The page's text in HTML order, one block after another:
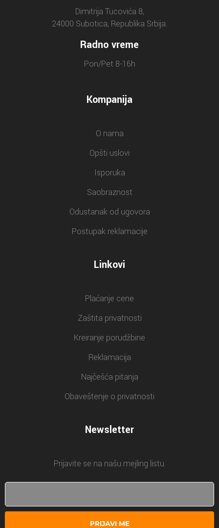
Dimitrija Tucovića 8,
24000 Subotica, Republika Srbija.
Radno vreme
Pon/Pet 8-16h
Kompanija
O nama
Opšti uslovi
Isporuka
Saobraznost
Odustanak od ugovora
Postupak reklamacije
Linkovi
Plaćanje cene
Zaštita privatnosti
Kreiranje porudžbine
Reklamacija
Najčešća pitanja
Obaveštenje o privatnosti
Newsletter
Prijavite se na našu mejling listu.
PRIJAVI ME